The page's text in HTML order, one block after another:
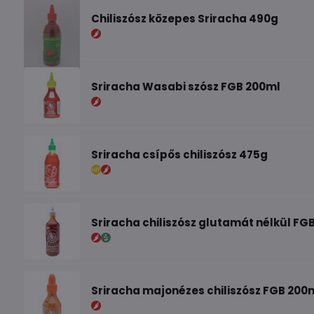
Chiliszósz közepes Sriracha 490g
Sriracha Wasabi szósz FGB 200ml
Sriracha csípős chiliszósz 475g
Sriracha chiliszósz glutamát nélkül
Sriracha majonézes chiliszósz FGB